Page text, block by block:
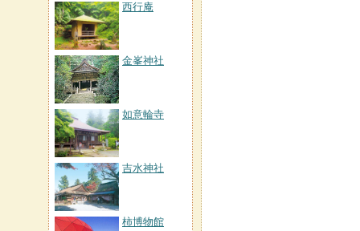
西行庵
金峯神社
如意輪寺
吉水神社
柿博物館